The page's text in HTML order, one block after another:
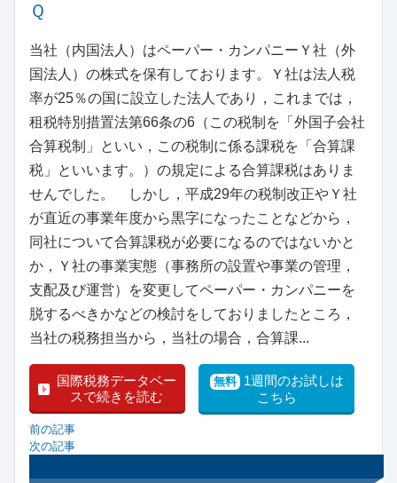
Ｑ
当社（内国法人）はペーパー・カンパニーＹ社（外
国法人）の株式を保有しております。Ｙ社は法人税
率が25％の国に設立した法人であり，これまでは，
租税特別措置法第66条の6（この税制を「外国子会社
合算税制」といい，この税制に係る課税を「合算課
税」といいます。）の規定による合算課税はありま
せんでした。 しかし，平成29年の税制改正やＹ社
が直近の事業年度から黒字になったことなどから，
同社について合算課税が必要になるのではないかと
か，Ｙ社の事業実態（事務所の設置や事業の管理，
支配及び運営）を変更してペーパー・カンパニーを
脱するべきかなどの検討をしておりましたところ，
当社の税務担当から，当社の場合，合算課...
国際税務データベー
スで続きを読む
無料 1週間のお試しは
こちら
前の記事
次の記事